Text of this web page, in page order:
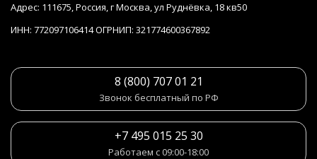
Адрес: 111675, Россия, г Москва, ул Руднёвка, 18 кв50
ИНН: 772097106414 ОГРНИП: 321774600367892
8 (800) 707 01 21
Звонок бесплатный по РФ
+7 495 015 25 30
Работаем с 09:00-18:00